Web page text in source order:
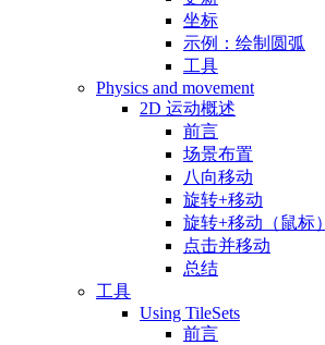
坐标
示例：绘制圆弧
工具
Physics and movement
2D 运动概述
前言
场景布置
八向移动
旋转+移动
旋转+移动（鼠标）
点击并移动
总结
工具
Using TileSets
前言